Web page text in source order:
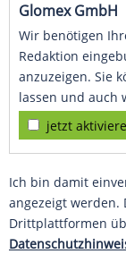
Glomex GmbH
Wir benötigen
Redaktion
anzuzeigen. Sie
lassen und auch
jetzt
Ich bin damit
angezeigt werden.
Drittplattformen